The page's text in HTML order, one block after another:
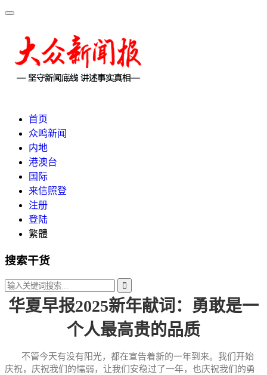
首页
众鸣新闻
内地
港澳台
国际
来信照登
注册
登陆
繁體
搜索干货
华夏早报2025新年献词：勇敢是一
个人最高贵的品质
不管今天有没有阳光，都在宣告着新的一年到来。我们开始
庆祝，庆祝我们的懦弱，让我们安稳过了一年，也庆祝我们的勇